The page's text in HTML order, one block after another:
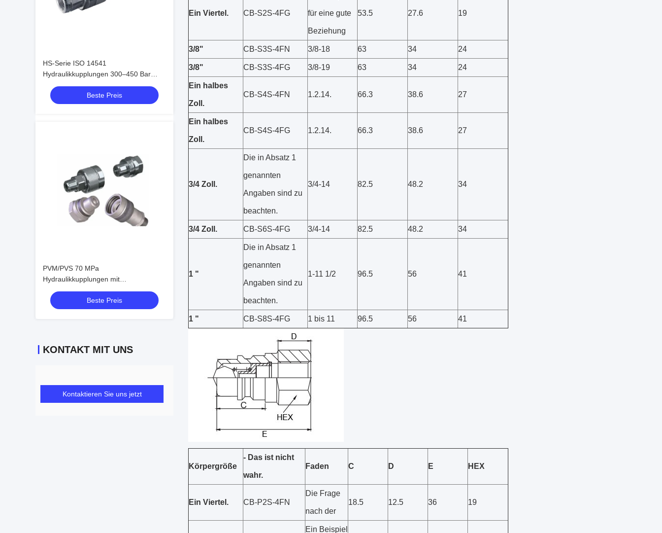
HS-Serie ISO 14541
Hydraulikkupplungen 300–450 Bar
Schraubanschluss-Kegelventil-
Armaturen
Beste Preis
PVM/PVS 70 MPa
Hydraulikkupplungen mit
Schraubanschluss ISO 14540
Hochdruck-Konusventil-Kupplungen
Beste Preis
KONTAKT MIT UNS
Kontaktieren Sie uns jetzt
Ein Viertel. CB-S2S-4FG für eine gute
Beziehung
53.5 27.6 19
3/8" CB-S3S-4FN 3/8-18 63 34 24
3/8" CB-S3S-4FG 3/8-19 63 34 24
Ein halbes
Zoll.
CB-S4S-4FN 1.2.14. 66.3 38.6 27
Ein halbes
Zoll.
CB-S4S-4FG 1.2.14. 66.3 38.6 27
3/4 Zoll.
Die in Absatz 1
genannten
Angaben sind zu
beachten.
3/4-14 82.5 48.2 34
3/4 Zoll. CB-S6S-4FG 3/4-14 82.5 48.2 34
1 "
Die in Absatz 1
genannten
Angaben sind zu
beachten.
1-11 1/2 96.5 56 41
1 " CB-S8S-4FG 1 bis 11 96.5 56 41
Körpergröße
- Das ist nicht
wahr.
Faden C D E HEX
Ein Viertel. CB-P2S-4FN
Die Frage
nach der
18.5 12.5 36 19
Ein Beispiel